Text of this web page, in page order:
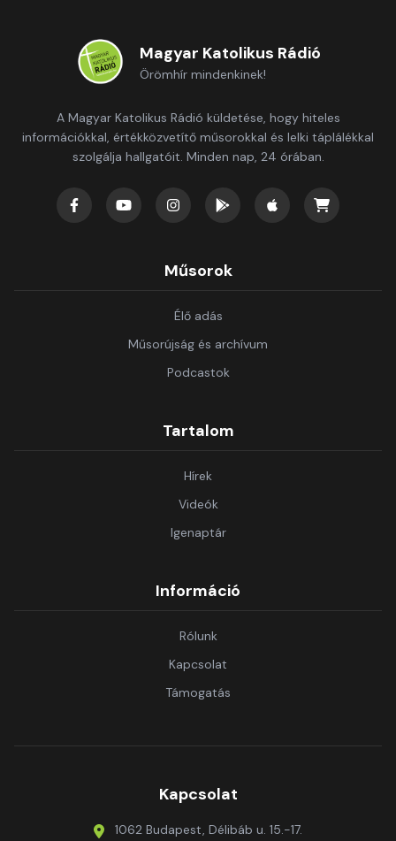
Magyar Katolikus Rádió
Örömhír mindenkinek!
A Magyar Katolikus Rádió küldetése, hogy hiteles
információkkal, értékközvetítő műsorokkal és lelki táplálékkal
szolgálja hallgatóit. Minden nap, 24 órában.
Műsorok
Élő adás
Műsorújság és archívum
Podcastok
Tartalom
Hírek
Videók
Igenaptár
Információ
Rólunk
Kapcsolat
Támogatás
Kapcsolat
1062 Budapest, Délibáb u. 15.-17.